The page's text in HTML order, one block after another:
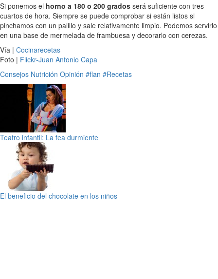
Si ponemos el horno a 180 o 200 grados será suficiente con tres
cuartos de hora. Siempre se puede comprobar si están listos si
pinchamos con un palillo y sale relativamente limpio. Podemos servirlo
en una base de mermelada de frambuesa y decorarlo con cerezas.
Vía | Cocinarecetas
Foto | Flickr-Juan Antonio Capa
Consejos Nutrición Opinión #flan #Recetas
Teatro infantil: La fea durmiente
El beneficio del chocolate en los niños